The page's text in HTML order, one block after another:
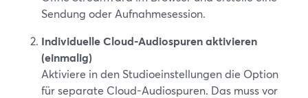
Sendung oder Aufnahmesession.
Individuelle Cloud-Audiospuren aktivieren
(einmalig)
Aktiviere in den Studioeinstellungen die Option
für separate Cloud-Audiospuren. Das muss vor